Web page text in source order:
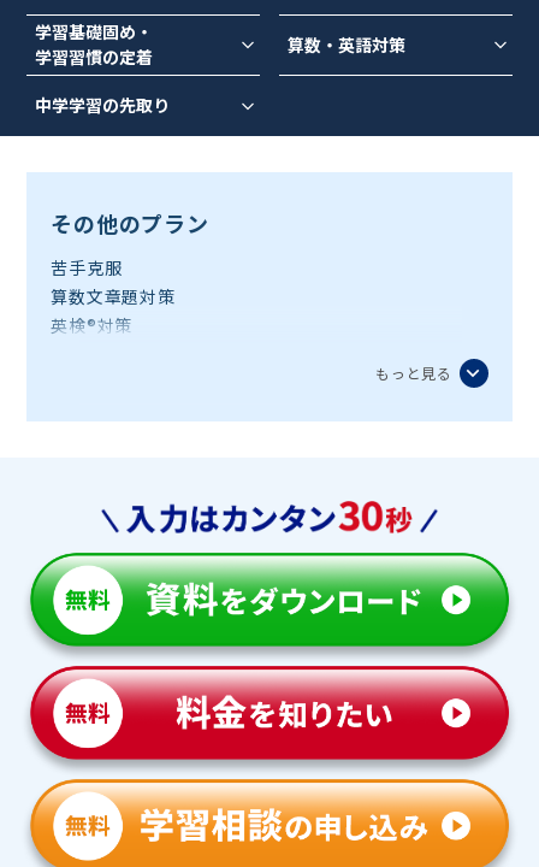
学習基礎固め・
学習習慣の定着
算数・英語対策
中学学習の先取り
その他のプラン
もっと見る
苦手克服
算数文章題対策
英検®対策